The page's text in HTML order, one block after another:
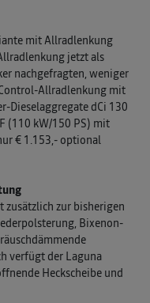
mit Allradlenkung
jetzt als
nachgefragten, weniger
Allradlenkung mit
Dieselaggregate dCi 130
(110 kW/150 PS) mit
€ 1.153,- optional
zusätzlich zur bisherigen
Bixenon-
verfügt der Laguna
Heckscheibe und